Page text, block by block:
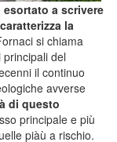
a scrivere
la
si chiama
del
il continuo
avverse
di questo
principale e più
piàù a rischio.